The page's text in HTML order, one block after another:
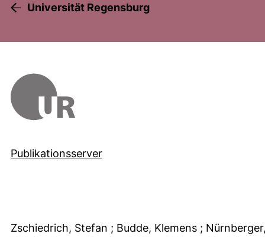
Universität Regensburg
Publikationsserver
Zschiedrich, Stefan ; Budde, Klemens ;